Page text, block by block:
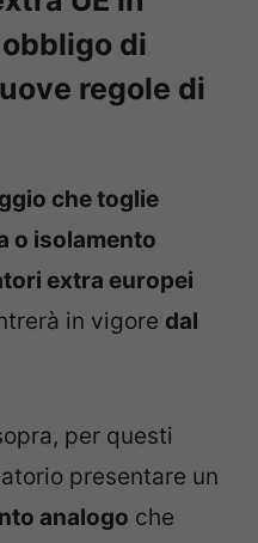
di
regole di
che toglie
o isolamento
extra europei
in vigore dal
per questi
presentare un
analogo che